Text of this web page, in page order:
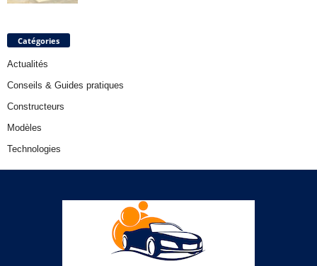
Catégories
Actualités
Conseils & Guides pratiques
Constructeurs
Modèles
Technologies